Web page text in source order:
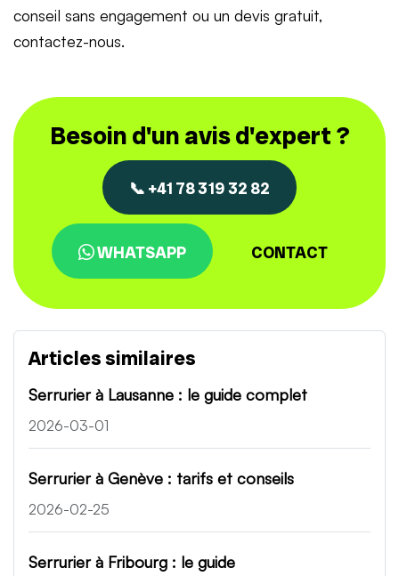
conseil sans engagement ou un devis gratuit,
contactez-nous.
Besoin d'un avis d'expert ?
📞 +41 78 319 32 82
WHATSAPP CONTACT
Articles similaires
Serrurier à Lausanne : le guide complet
2026-03-01
Serrurier à Genève : tarifs et conseils
2026-02-25
Serrurier à Fribourg : le guide